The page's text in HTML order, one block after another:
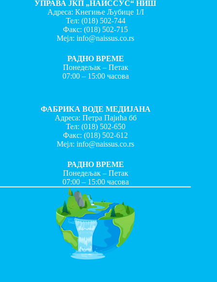
УПРАВА ЈКП „НАИССУС“ НИШ
Адреса: Кнегиње Љубице 1/I
Тел: (018) 502-744
Факс:(018) 502-715
Мејл:info@naissus.co.rs
РАДНО ВРЕМЕ
Понедељак – Петак
07:00 – 15:00 часова
ФАБРИКА ВОДЕ МЕДИЈАНА
Адреса: Петра Пајића бб
Тел: (018) 502-650
Факс:(018) 502-612
Мејл:info@naissus.co.rs
РАДНО ВРЕМЕ
Понедељак – Петак
07:00 – 15:00 часова